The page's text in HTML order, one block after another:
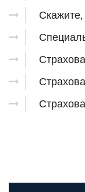
Скажите,